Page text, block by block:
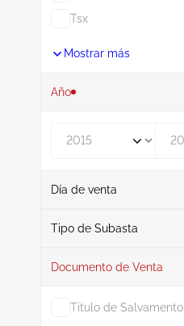
Tsx
Mostrar más
Año
Día de venta
De
Tipo de Subasta
Subasta
Documento de Venta
Titulo de Salvamento